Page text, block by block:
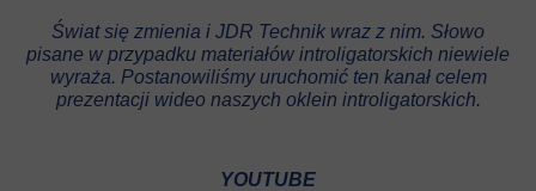
Świat się zmienia i JDR Technik wraz z nim. Słowo
pisane w przypadku materiałów introligatorskich niewiele
wyraża. Postanowiliśmy uruchomić ten kanał celem
prezentacji wideo naszych oklein introligatorskich.
YOUTUBE